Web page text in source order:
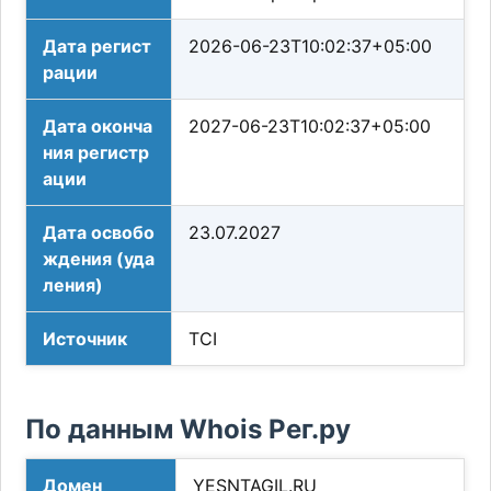
Дата регист
рации
2026-06-23T10:02:37+05:00
Дата оконча
ния регистр
ации
2027-06-23T10:02:37+05:00
Дата освобо
ждения (уда
ления)
23.07.2027
Источник TCI
По данным Whois Рег.ру
Домен YESNTAGIL.RU